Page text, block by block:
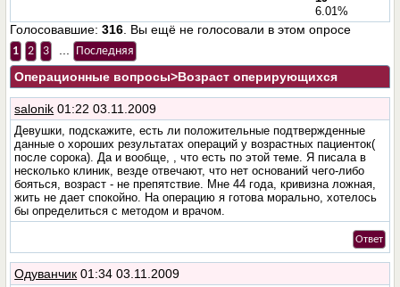
6.01%
Голосовавшие:316 . Вы ещё не голосовали в этом опросе
1 2 3 Последняя
Операционные вопросы>Возраст оперирующихся
salonik 01:22 03.11.2009
Девушки, подскажите, есть ли положительные подтвержденные
данные о хороших результатах операций у возрастных пациенток(
после сорока). Да и вообще, , что есть по этой теме. Я писала в
несколько клиник, везде отвечают, что нет оснований чего-либо
бояться, возраст - не препятствие. Мне 44 года, кривизна ложная,
жить не дает спокойно. На операцию я готова морально, хотелось
бы определиться с методом и врачом.
Ответ
Одуванчик 01:34 03.11.2009